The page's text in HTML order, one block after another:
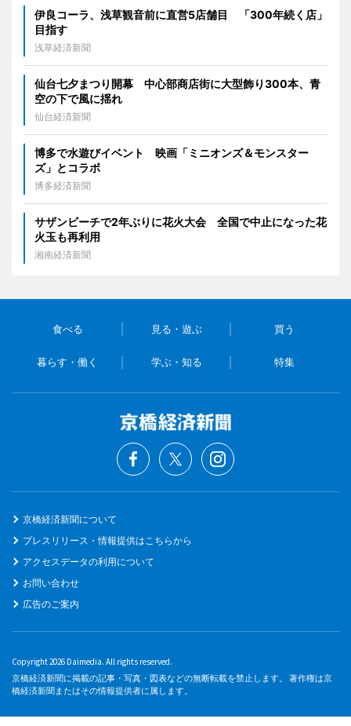
伊良コーラ、浅草観音前に直営5店舗目 「300年続く店」
目指す
浅草経済新聞
仙台七夕まつり開幕 中心部商店街に大型飾り300本、青
空の下で風に揺れ
仙台経済新聞
博多で水遊びイベント 映画「ミニオンズ＆モンスター
ズ」とコラボ
博多経済新聞
サザンビーチで2年ぶりに花火大会 全国で中止になった花
火玉も再利用
湘南経済新聞
食べる 見る・遊ぶ 買う
暮らす・働く 学ぶ・知る 特集
京橋経済新聞について
プレスリリース・情報提供はこちらから
アクセスデータの利用について
お問い合わせ
広告のご案内
Copyright 2026 Daimedia. All rights reserved.
京橋経済新聞に掲載の記事・写真・図表などの無断転載を禁止します。 著作権は京
橋経済新聞またはその情報提供者に属します。